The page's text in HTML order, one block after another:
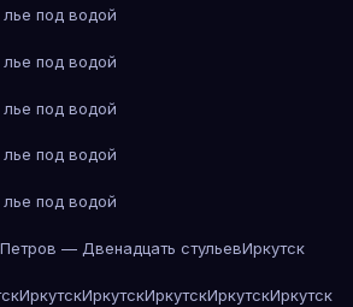
под водой
под водой
под водой
под водой
под водой
— Двенадцать стульевИркутск
ИркутскИркутскИркутскИркутскИркутск